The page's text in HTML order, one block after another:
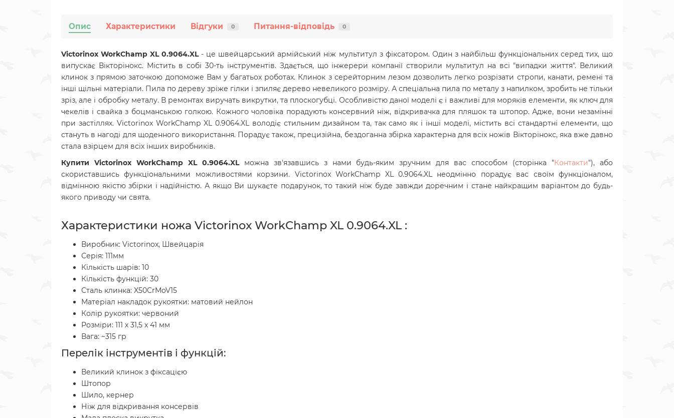
Опис Характеристики Відгуки 0 Питання-відповідь 0
Victorinox WorkChamp XL 0.9064.XL- це швейцарський армійський ніж мультитул з фіксатором. Один з найбільш функціональних серед тих, що
випускає Вікторінокс. Містить в собі 30-ть інструментів. Здається, що інжерери компанії створили мультитул на всі "випадки життя". Великий
клинок з прямою заточкою допоможе Вам у багатьох роботах. Клинок з серейторним лезом дозволить легко розрізати стропи, канати, ремені та
інші щільні матеріали. Пила по дереву зріже гілки і зпиляє дерево невеликого розміру. А спеціальна пила по металу з напилком, зробить не тільки
зріз, але і обробку металу. В ремонтах виручать викрутки, та плоскогубці. Особливістю даної моделі є і важливі для моряків елементи, як ключ для
чекелів і свайка з боцманською голкою. Кожного чоловіка порадують консервний ніж, відкривачка для пляшок та штопор. Адже, вони незамінні
при застіллях. Victorinox WorkChamp XL 0.9064.XL володіє стильним дизайном та, так само як і інші моделі, містить всі стандартні елементи, що
стануть в нагоді для щоденного використання. Порадує також, прецизійна, бездоганна збірка характерна для всіх ножів Вікторінокс, яка вже давно
стала взірцем для всіх інших виробників.
Купити Victorinox WorkChamp XL 0.9064.XL можна зв'язавшись з нами будь-яким зручним для вас способом (сторінка "Контакти"), або
скориставшись функціональними можливостями корзини. Victorinox WorkChamp XL 0.9064.XLнеодмінно порадує вас своїм функціоналом,
відмінною якістю збірки і надійністю. А якщо Ви шукаєте подарунок, то такий ніж буде завжди доречним і стане найкращим варіантом до будь-
якого приводу чи свята.
Характеристики ножа Victorinox WorkChamp XL 0.9064.XL :
Виробник: Victorinox, Швейцарія
Серія: 111мм
Кількість шарів: 10
Кількість функцій: 30
Сталь клинка: X50CrMoV15
Матеріал накладок рукоятки: матовий нейлон
Колір рукоятки: червоний
Розміри: 111 х 31,5 х 41 мм
Вага: ~315 гр
Перелік інструментів і функцій:
Великий клинок з фіксацією
Штопор
Шило, кернер
Ніж для відкривання консервів